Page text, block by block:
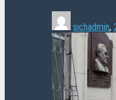
sichadmin,